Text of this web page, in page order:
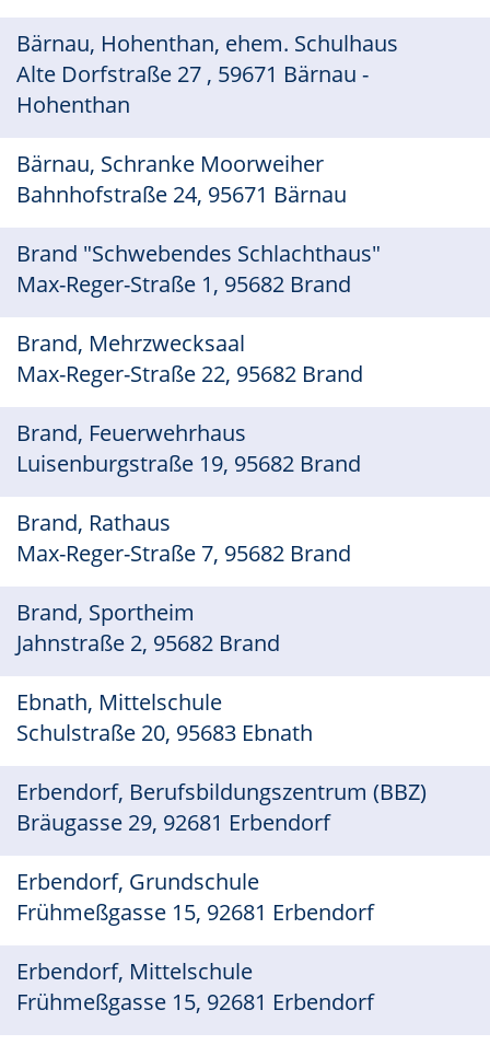
Bärnau, Hohenthan, ehem. Schulhaus
Alte Dorfstraße 27 , 59671 Bärnau -
Hohenthan
Bärnau, Schranke Moorweiher
Bahnhofstraße 24, 95671 Bärnau
Brand "Schwebendes Schlachthaus"
Max-Reger-Straße 1, 95682 Brand
Brand, Mehrzwecksaal
Max-Reger-Straße 22, 95682 Brand
Brand, Feuerwehrhaus
Luisenburgstraße 19, 95682 Brand
Brand, Rathaus
Max-Reger-Straße 7, 95682 Brand
Brand, Sportheim
Jahnstraße 2, 95682 Brand
Ebnath, Mittelschule
Schulstraße 20, 95683 Ebnath
Erbendorf, Berufsbildungszentrum (BBZ)
Bräugasse 29, 92681 Erbendorf
Erbendorf, Grundschule
Frühmeßgasse 15, 92681 Erbendorf
Erbendorf, Mittelschule
Frühmeßgasse 15, 92681 Erbendorf